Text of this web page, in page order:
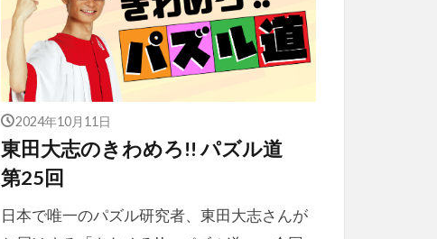
2024年10月11日
東田大志のきわめろ!! パズル道
第25回
日本で唯一のパズル研究者、東田大志さんが